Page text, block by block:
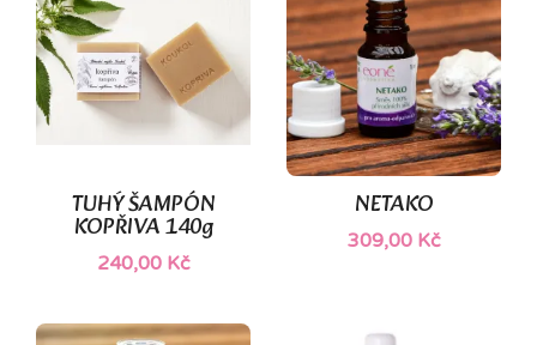
TUHÝ ŠAMPÓN
KOPŘIVA 140g
240,00 Kč
NETAKO
309,00 Kč